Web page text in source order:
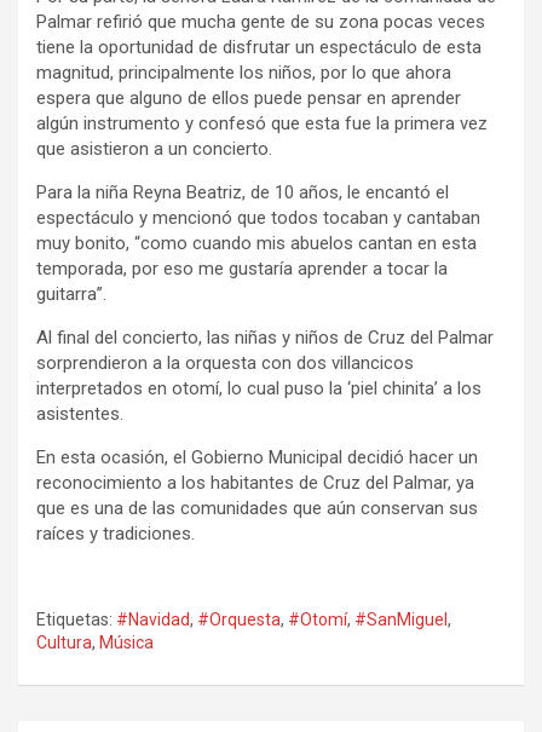
Palmar refirió que mucha gente de su zona pocas veces
tiene la oportunidad de disfrutar un espectáculo de esta
magnitud, principalmente los niños, por lo que ahora
espera que alguno de ellos puede pensar en aprender
algún instrumento y confesó que esta fue la primera vez
que asistieron a un concierto.
Para la niña Reyna Beatriz, de 10 años, le encantó el
espectáculo y mencionó que todos tocaban y cantaban
muy bonito, “como cuando mis abuelos cantan en esta
temporada, por eso me gustaría aprender a tocar la
guitarra”.
Al final del concierto, las niñas y niños de Cruz del Palmar
sorprendieron a la orquesta con dos villancicos
interpretados en otomí, lo cual puso la ‘piel chinita’ a los
asistentes.
En esta ocasión, el Gobierno Municipal decidió hacer un
reconocimiento a los habitantes de Cruz del Palmar, ya
que es una de las comunidades que aún conservan sus
raíces y tradiciones.
Etiquetas: #Navidad, #Orquesta, #Otomí, #SanMiguel ,
Cultura, Música